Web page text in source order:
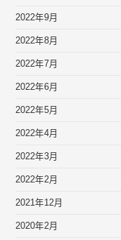
2022年9月
2022年8月
2022年7月
2022年6月
2022年5月
2022年4月
2022年3月
2022年2月
2021年12月
2020年2月